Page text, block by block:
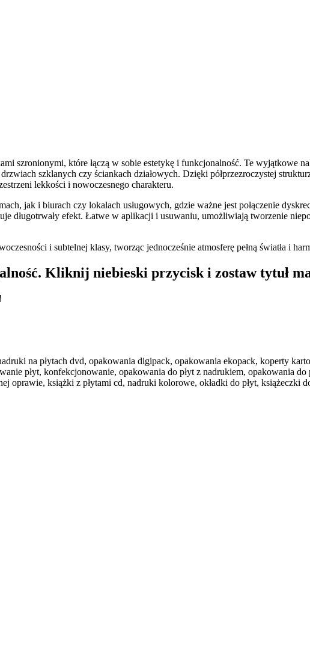
szronionymi, które łączą w sobie estetykę i funkcjonalność. Te wyjątkowe
szklanych czy ściankach działowych. Dzięki półprzezroczystej
lekkości i nowoczesnego charakteru.
jak i biurach czy lokalach usługowych, gdzie ważne jest połączenie
długotrwały efekt. Łatwe w aplikacji i usuwaniu, umożliwiają tworzenie
i subtelnej klasy, tworząc jednocześnie atmosferę pełną światła i
Kliknij niebieski przycisk i zostaw tytuł
na płytach dvd, opakowania digipack, opakowania ekopack, koperty
płyt, konfekcjonowanie, opakowania do płyt z nadrukiem, opakowania
oprawie, książki z płytami cd, nadruki kolorowe, okładki do płyt, książeczki